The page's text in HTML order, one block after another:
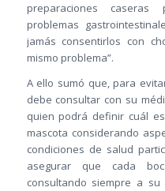
preparaciones
problemas
jamás consentirlos con
mismo problema”.
A ello sumó que, para
debe consultar con su
quien podrá definir cuál
mascota considerando
condiciones de salud
asegurar que cada
consultando siempre a